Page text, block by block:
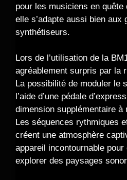
pour les musiciens en
elle s’adapte aussi bien aux
synthétiseurs.
Lors de l’utilisation de la
agréablement surpris par la
La possibilité de moduler le
l’aide d’une pédale
dimension supplémentaire à
Les séquences rythmiques
créent une atmosphère
appareil incontournable
explorer des paysages